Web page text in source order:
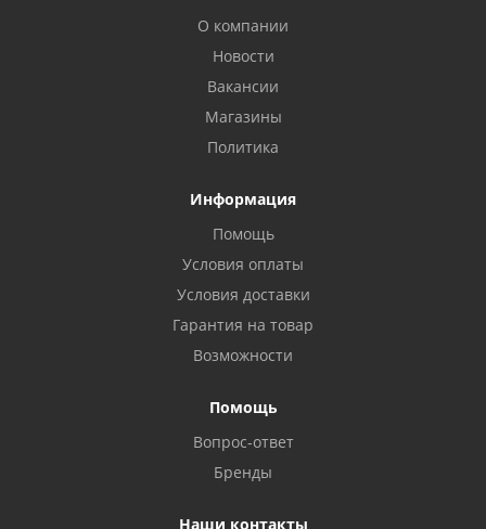
О компании
Новости
Вакансии
Магазины
Политика
Информация
Помощь
Условия оплаты
Условия доставки
Гарантия на товар
Возможности
Помощь
Вопрос-ответ
Бренды
Наши контакты